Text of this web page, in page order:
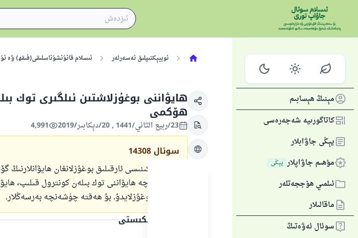
مېنىڭ ھېسابىم
كاتاگورىيە شەجەرەسى
يېڭى جاۋابلار
مۇھىم جاۋاپلار يېڭى
ئىلمىي ھۆججەتلەر
ماقالىلار
سوئال ئەۋەتىڭ
ئوبيېكتىپلىق ئەسەرلەر ئىسلام قانۇنشۇناسلىقى(فىقھ) ۋە
ھايۋاننى بوغۇزلاشتىن ئىلگىرى توك
ھۆكمى
23/ربيع الثاني/1441 , 20/دېكابىر/2019 4,991
سوئال 14308
توك ئۈسكىنىسى ئارقىلىق بوغۇزلانغان
بىلىشىمىزچە ھايۋاننى توك بىلەن كونترول قىلىپ،
دەرھال بوغۇزلايدۇ. بۇ ھەقتە چۈشەنچە بەرسەڭلار.
جاۋاپنىڭ تېكىستى